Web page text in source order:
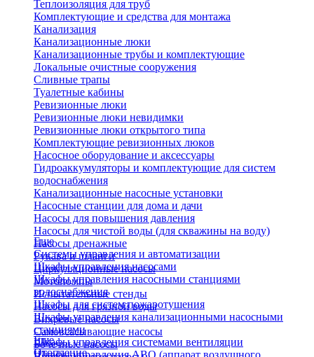
Теплоизоляция для труб
Комплектующие и средства для монтажа
Канализация
Канализационные люки
Канализационные трубы и комплектующие
Локальные очистные сооружения
Сливные трапы
Туалетные кабины
Ревизионные люки
Ревизионные люки невидимки
Ревизионные люки открытого типа
Комплектующие ревизионных люков
Насосное оборудование и аксессуары
Гидроаккумуляторы и комплектующие для систем
водоснабжения
Канализационные насосные установки
Насосные станции для дома и дачи
Насосы для повышения давления
Насосы для чистой воды (для скважины на воду)
Насосы дренажные
Рукава и шланги
Циркуляционные насосы
Мотопомпы
Испытательные стенды
Насосы для грязной воды
Вихревые насосы
Самовсасывающие насосы
Бочечные насосы
Еще
Системы управления и автоматизации
Шкафы управления насосами
Шкафы управления насосными станциями
водоснабжения
Шкафы для систем пожаротушения
Шкафы управления канализационными насосными
станциями
Шкафы управления системами вентиляции
Шкафы управления АВО (аппарат воздушного
Еще
Отопление